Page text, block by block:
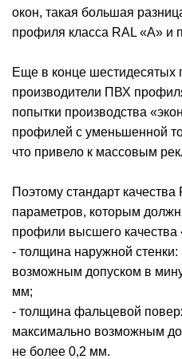
окон, такая большая
профиля класса RAL «А» и
Еще в конце шестидесятых
производители ПВХ
попытки производства
профилей с уменьшенной
что привело к массовым
Поэтому стандарт
параметров, которым
профили высшего качества
- толщина наружной
возможным допуском в
мм;
- толщина фальцевой
максимально возможным
не более 0,2 мм.